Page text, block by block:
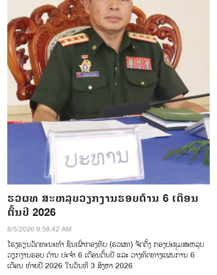
ຮວຜທ ສະຫລຸບວຽກງານຮອບດ້ານ 6 ເດືອນ
ຕົ້ນປີ 2026
8/5/2026 9:58:42 AM
ໂຮງຮຽນວັດທະນະທຳ ຊົນເຜົ່າກອງທັບ (ຮວຜທ) ຈັດຕັ້ງ ກອງປະຊຸມສະຫລຸບ
ວຽກງານຮອບ ດ້ານ ປະຈໍາ 6 ເດືອນຕົ້ນປີ ແລະ ວາງທິດທາງແຜນການ 6
ເດືອນ ທ້າຍປີ 2026 ໃນວັນທີ 3 ສິງຫາ 2026